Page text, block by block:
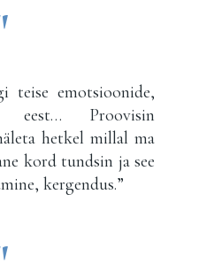
teise emotsioonide,
eest… Proovisin
hetkel millal ma
kord tundsin ja see
kergendus.”